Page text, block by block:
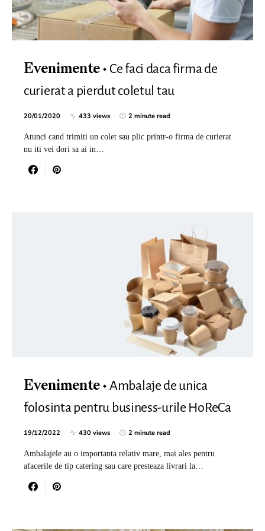
Evenimente
Ce faci daca firma de
curierat a pierdut coletul tau
20/01/2020 433 views 2 minute read
Atunci cand trimiti un colet sau plic printr-o firma de curierat
nu iti vei dori sa ai in…
Evenimente
Ambalaje de unica
folosinta pentru business-urile HoReCa
19/12/2022 430 views 2 minute read
Ambalajele au o importanta relativ mare, mai ales pentru
afacerile de tip catering sau care presteaza livrari la…